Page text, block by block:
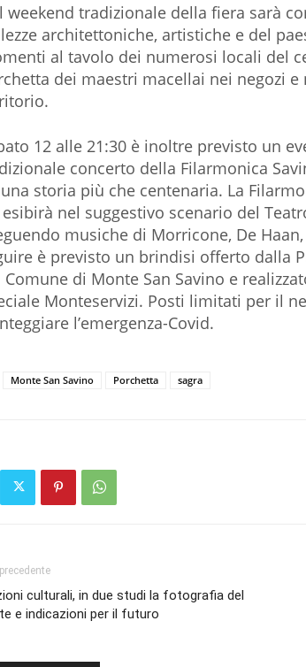
weekend tradizionale della fiera sarà
architettoniche, artistiche e del
al tavolo dei numerosi locali del
dei maestri macellai nei negozi
12 alle 21:30 è inoltre previsto un
concerto della Filarmonica
storia più che centenaria. La
esibirà nel suggestivo scenario del
musiche di Morricone, De
è previsto un brindisi offerto dalla
Comune di Monte San Savino e
Monteservizi. Posti limitati per il
l’emergenza-Covid.
Monte San Savino Porchetta sagra
culturali, in due studi la fotografia del
e indicazioni per il futuro